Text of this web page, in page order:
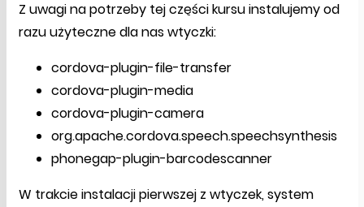
Z uwagi na potrzeby tej części kursu instalujemy od
razu użyteczne dla nas wtyczki:
cordova-plugin-file-transfer
cordova-plugin-media
cordova-plugin-camera
org.apache.cordova.speech.speechsynthesis
phonegap-plugin-barcodescanner
W trakcie instalacji pierwszej z wtyczek, system